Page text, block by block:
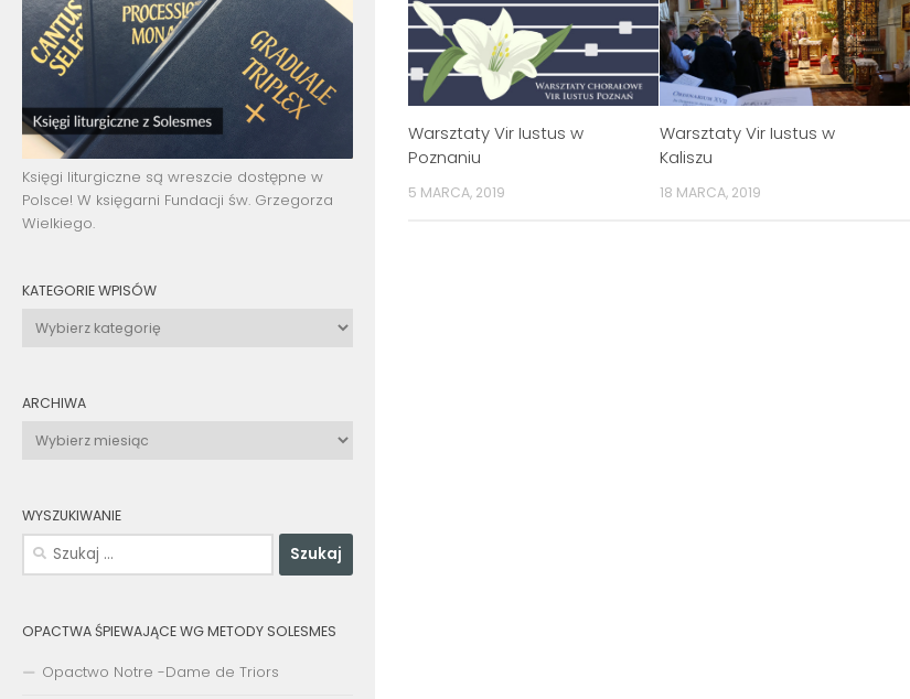
Warsztaty Vir Iustus w
Poznaniu
5 MARCA, 2019
Warsztaty Vir Iustus w
Kaliszu
18 MARCA, 2019
Księgi liturgiczne są wreszcie dostępne w
Polsce! W księgarni Fundacji św. Grzegorza
Wielkiego.
KATEGORIE WPISÓW
Kategorie
wpisów
ARCHIWA
Archiwa
WYSZUKIWANIE
Szukaj:
OPACTWA ŚPIEWAJĄCE WG METODY SOLESMES
Opactwo Notre -Dame de Triors